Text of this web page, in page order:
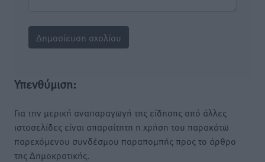
Υπενθύμιση:
Για την μερική αναπαραγωγή της είδησης από άλλες
ιστοσελίδες είναι απαραίτητη η χρήση του παρακάτω
παρεχόμενου συνδέσμου παραπομπής προς το άρθρο
της Δημοκρατικής.